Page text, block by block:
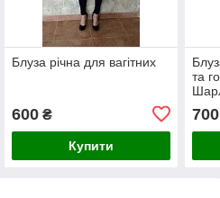
Блуза річна для вагітних
600₴
Купити
та
700